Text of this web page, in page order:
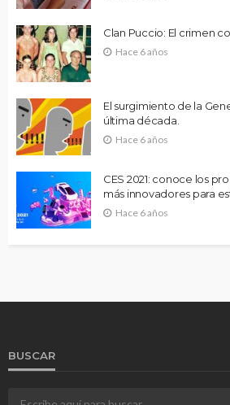
Clan Puccio: El crimen
Hace 6 años
El surgimiento de la
última década.
Hace 6 años
CES 2021: conoce los
más innovadores para
Hace 6 años
BUSCAR